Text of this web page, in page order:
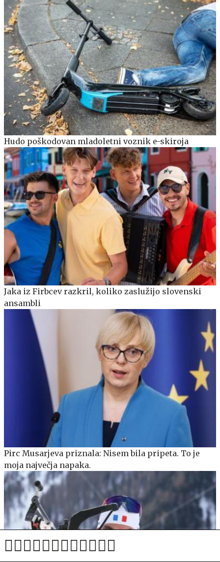
Hudo poškodovan mladoletni voznik e-skiroja
Jaka iz Firbcev razkril, koliko zaslužijo slovenski
ansambli
Pirc Musarjeva priznala: Nisem bila pripeta. To je
moja največja napaka.